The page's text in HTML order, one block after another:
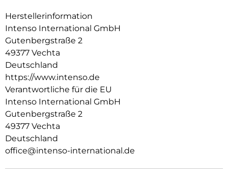
ihn zum idealen Reisebegleiter, der dafür sorgt, dass du
Verabschiede dich vom langsamen Laden
Vertraue auf die Qualität von Intenso und entdecke die
Zukunft des Ladens. Mit dem Intenso W30AC Power Adapter
sorgst du dafür, dass deine Geräte immer mit Strom
versorgt sind.
Herstellerinformation
Intenso International GmbH
Gutenbergstraße 2
49377 Vechta
Deutschland
https://www.intenso.de
Verantwortliche für die EU
Intenso International GmbH
Gutenbergstraße 2
49377 Vechta
Deutschland
office@intenso-international.de